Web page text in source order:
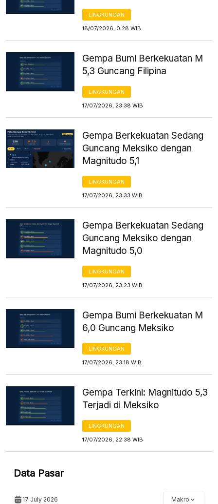
LINGKUNGAN
18/07/2026, 0:28 WIB
Gempa Bumi Berkekuatan M
5,3 Guncang Filipina
LINGKUNGAN
17/07/2026, 23:38 WIB
Gempa Berkekuatan Sedang
Guncang Meksiko dengan
Magnitudo 5,1
LINGKUNGAN
17/07/2026, 23:33 WIB
Gempa Berkekuatan Sedang
Guncang Meksiko dengan
Magnitudo 5,0
LINGKUNGAN
17/07/2026, 23:23 WIB
Gempa Bumi Berkekuatan M
6,0 Guncang Meksiko
LINGKUNGAN
17/07/2026, 23:18 WIB
Gempa Terkini: Magnitudo 5,3
Terjadi di Meksiko
LINGKUNGAN
17/07/2026, 22:38 WIB
Data Pasar
17 July 2026 Makro